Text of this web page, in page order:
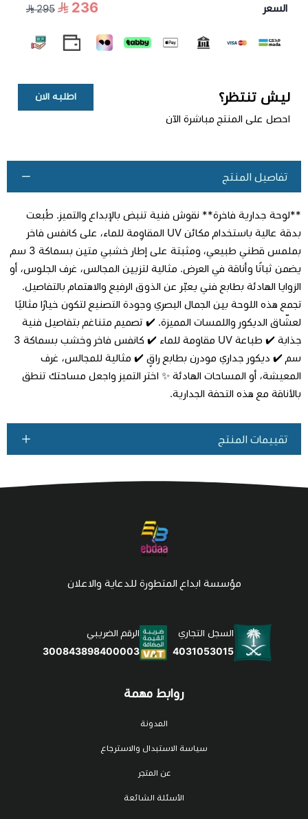
السعر 236
295
ليش تنتظر؟
احصل على المنتج مباشرة الآن
اطلبه الان
اطلب المنتج
تفاصيل المنتج
**لوحة جدارية فاخرة** نقوش فنية تنبض بالإبداع والتميز. طُبعت
بدقة عالية باستخدام مكائن UV المقاوِمة للماء، على كانفس فاخر
بملمس قطني طبيعي، ومثبتة على إطار خشبي متين بسماكة 3 سم
يضمن ثباتًا وأناقة في العرض. مثالية لتزيين المجالس، غرف الجلوس، أو
الزوايا الهادئة بطابع فني يعبّر عن الذوق الرفيع والاهتمام بالتفاصيل.
تجمع هذه اللوحة بين الجمال البصري وجودة التصنيع لتكون خيارًا مثاليًا
لعشّاق الديكور واللمسات المميزة. ✔️ تصميم متناغم بتفاصيل فنية
جذابة ✔️ طباعة UV مقاومة للماء ✔️ كانفس فاخر وخشب بسماكة 3
سم ✔️ ديكور جداري مودرن بطابع راقٍ ✔️ مثالية للمجالس، غرف
المعيشة، أو المساحات الهادئة ✨ اختر التميز واجعل مساحتك تنطق
بالأناقة مع هذه التحفة الجدارية.
تقييمات المنتج
روابط مهمة
المدونة
سياسة الاستبدال والاسترجاع
عن المتجر
الأسئلة الشائعة
مؤسسة ابداع المتطورة للدعاية والاعلان
السجل التجاري
4031053015
الرقم الضريبي
300843898400003